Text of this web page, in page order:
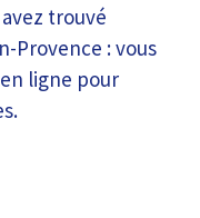
trouvé
Provence : vous
ligne pour